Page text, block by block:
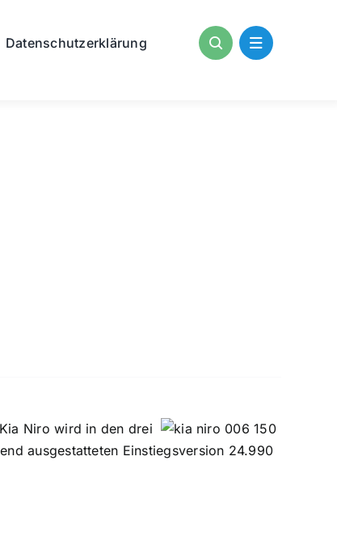
Datenschutzerklärung
Niro wird in den drei
ausgestatteten Einstiegsversion 24.990